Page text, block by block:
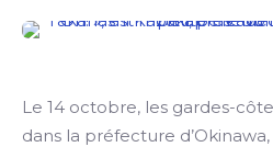
Le 14 octobre, les gardes-
dans la préfecture